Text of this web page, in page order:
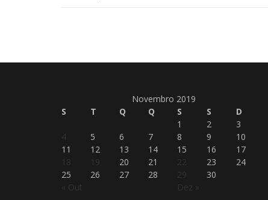
Novembro 2019
S
T Q Q S S D
« Out Dez »
1 2
3
4
5 6 7 8 9
10
11
12 13 14 15 16
17
18
19 20 21 22 23
24
25
26 27 28 29 30